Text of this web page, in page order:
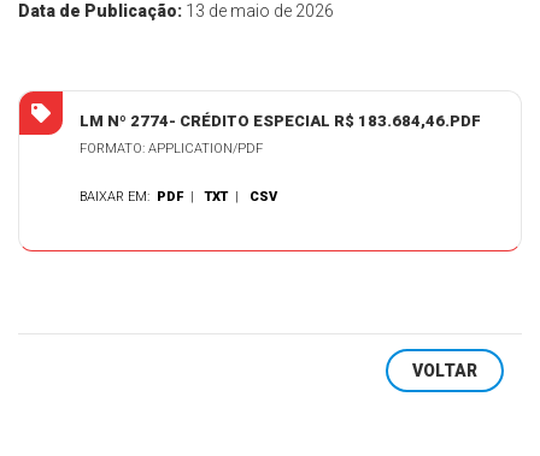
Data de Publicação: 13 de maio de 2026
LM Nº 2774- CRÉDITO ESPECIAL R$ 183.684,46.PDF
FORMATO: APPLICATION/PDF
BAIXAR EM: PDF |TXT | CSV
VOLTAR